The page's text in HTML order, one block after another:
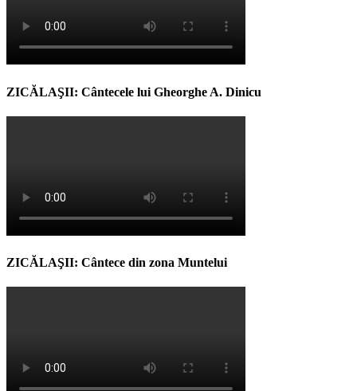
ZICĂLAŞII: Cântecele lui Gheorghe A. Dinicu
ZICĂLAŞII: Cântece din zona Muntelui